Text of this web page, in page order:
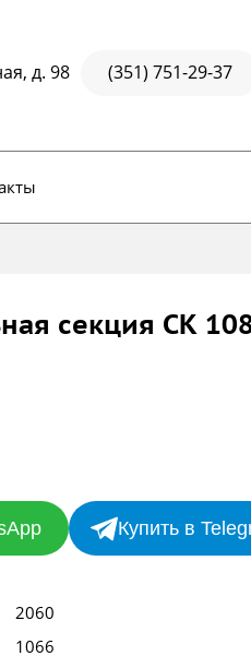
(351) 751-29-37
д. 98
секция СК
Купить в
2060
1066